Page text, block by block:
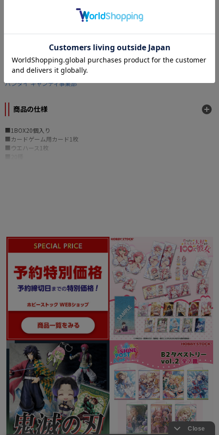
おもちゃ>キャラクター玩具・食玩
ダンボール戦機
メーカー
バンダイ キャンディ事業部
商品の仕様
■1BOX20個入り
■カードゲーム用カード1枚
■ウエハース1枚